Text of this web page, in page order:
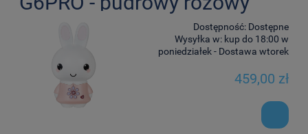
Dostępność: Dostępne
Wysyłka w: kup do 18:00 w
poniedziałek - Dostawa wtorek
459,00 zł